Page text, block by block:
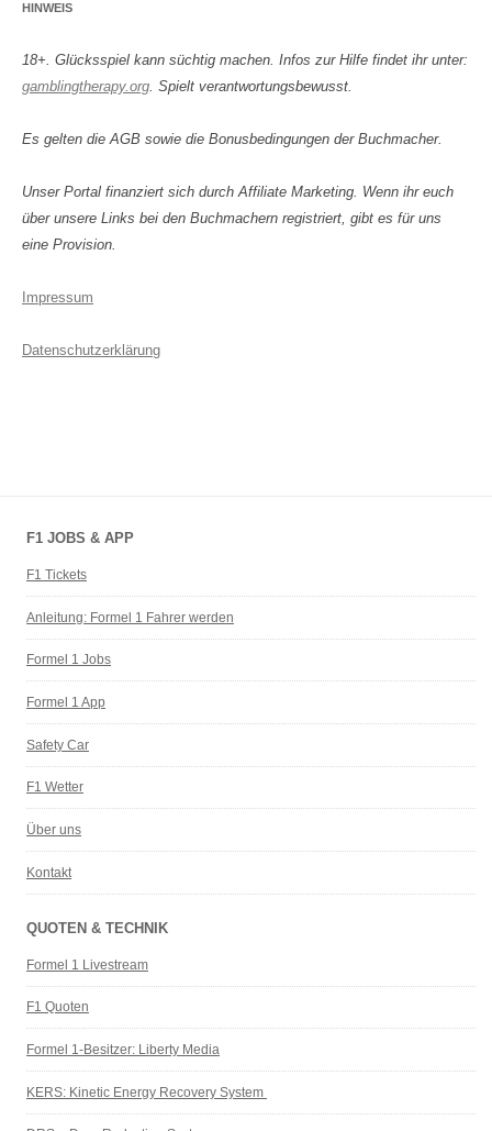
HINWEIS
18+. Glücksspiel kann süchtig machen. Infos zur Hilfe findet ihr unter:
gamblingtherapy.org. Spielt verantwortungsbewusst.
Es gelten die AGB sowie die Bonusbedingungen der Buchmacher.
Unser Portal finanziert sich durch Affiliate Marketing. Wenn ihr euch
über unsere Links bei den Buchmachern registriert, gibt es für uns
eine Provision.
Impressum
Datenschutzerklärung
F1 JOBS & APP
F1 Tickets
Anleitung: Formel 1 Fahrer werden
Formel 1 Jobs
Formel 1 App
Safety Car
F1 Wetter
Über uns
Kontakt
QUOTEN & TECHNIK
Formel 1 Livestream
F1 Quoten
Formel 1-Besitzer: Liberty Media
KERS: Kinetic Energy Recovery System